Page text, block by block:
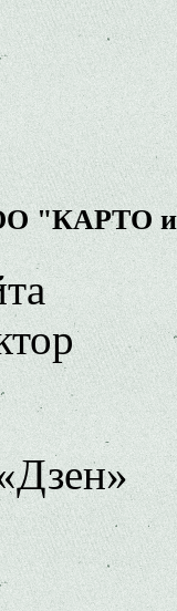
"КАРТО